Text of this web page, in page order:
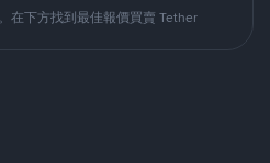
在下方找到最佳報價買賣 Tether